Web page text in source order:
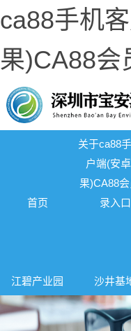
ca88手机
果)CA88会
首页
关于ca88
户端(安
果)CA88
录入口
江碧产业园 沙井基